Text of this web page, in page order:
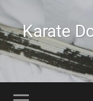
Karate